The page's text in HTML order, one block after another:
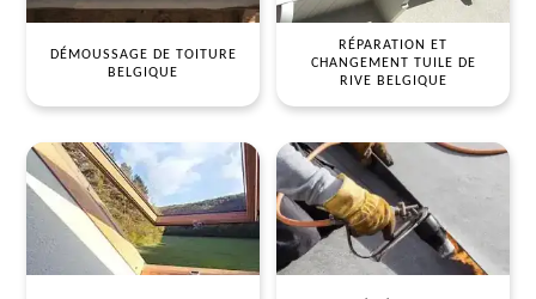
DÉMOUSSAGE DE TOITURE
BELGIQUE
RÉPARATION ET
CHANGEMENT TUILE DE
RIVE BELGIQUE